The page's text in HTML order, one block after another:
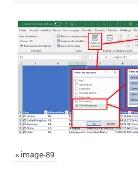
« image-89